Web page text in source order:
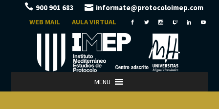
900 901 683 informate@protocoloimep.com
WEB MAIL AULA VIRTUAL
MENU